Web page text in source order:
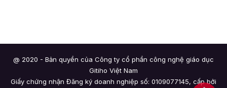
@ 2020 - Bản quyền của Công ty cổ phần công nghệ giáo dục
Gitiho Việt Nam
Giấy chứng nhận Đăng ký doanh nghiệp số: 0109077145, cấp bởi